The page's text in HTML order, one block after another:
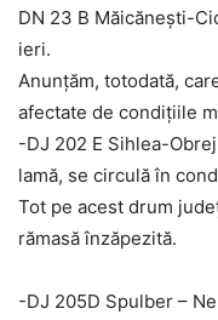
DN 23 B Măicănești-
ieri.
Anunțăm, totodată,
afectate de condițiile
-DJ 202 E Sihlea-
lamă, se circulă în
Tot pe acest drum
rămasă înzăpezită.
-DJ 205D Spulber –